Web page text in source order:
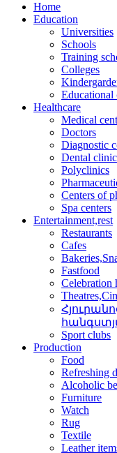
Home
Education
Universities
Schools
Training
Colleges
Educational
Healthcare
Medical
Doctors
Diagnostic
Dental
Polyclinics
Centers of
Spa centers
Entertainment,rest
Restaurants
Cafes
Fastfood
Celebration
Sport clubs
Production
Food
Refreshing
Alcoholic
Furniture
Watch
Rug
Textile
Leather